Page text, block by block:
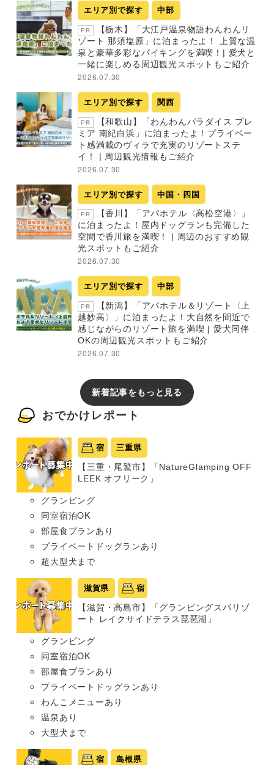
エリア別で探す 中部
PR
【栃木】「大江戸温泉物語わんわんリ
ゾート 那須塩原」に泊まったよ！ 上質な温
泉と豪華多彩なバイキングを満喫！| 愛犬と
一緒に楽しめる周辺観光スポットもご紹介
2026.07.30
エリア別で探す 関西
PR
【和歌山】「わんわんパラダイス プレ
ミア 南紀白浜」に泊まったよ！プライベー
ト感満載のヴィラで充実のリゾートステ
イ！ | 周辺観光情報もご紹介
2026.07.30
エリア別で探す 中国・四国
PR
【香川】「アパホテル〈高松空港〉」
に泊まったよ！屋内ドッグランも完備した
空間で香川旅を満喫！ | 周辺のおすすめ観
光スポットもご紹介
2026.07.30
エリア別で探す 中部
PR
【新潟】「アパホテル＆リゾート〈上
越妙高〉」に泊まったよ！大自然を間近で
感じながらのリゾート旅を満喫 | 愛犬同伴
OKの周辺観光スポットもご紹介
2026.07.30
新着記事をもっと見る
おでかけレポート
宿 三重県
【三重・尾鷲市】「NatureGlamping OFF
LEEK オフリーク」
グランピング
同室宿泊OK
部屋食プランあり
プライベートドッグランあり
超大型犬まで
滋賀県 宿
【滋賀・高島市】「グランピングスパリゾ
ート レイクサイドテラス琵琶湖」
グランピング
同室宿泊OK
部屋食プランあり
プライベートドッグランあり
わんこメニューあり
温泉あり
大型犬まで
宿 島根県